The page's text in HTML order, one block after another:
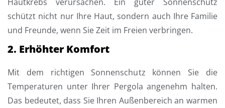
schützt nicht nur Ihre Haut, sondern auch Ihre Familie
und Freunde, wenn Sie Zeit im Freien verbringen.
2. Erhöhter Komfort
Mit dem richtigen Sonnenschutz können Sie die
Temperaturen unter Ihrer Pergola angenehm halten.
Das bedeutet, dass Sie Ihren Außenbereich an warmen